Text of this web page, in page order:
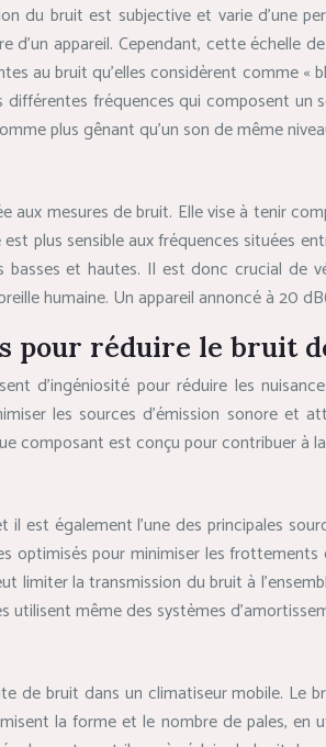
du bruit est subjective et varie d’une
d’un appareil. Cependant, cette échelle
au bruit qu’elles considèrent comme
différentes fréquences qui composent
plus gênant qu’un son de même
mesures de bruit. Elle vise à tenir
plus sensible aux fréquences situées
et hautes. Il est donc crucial de
humaine. Un appareil annoncé à 20
pour réduire le bruit
d’ingéniosité pour réduire les
les sources d’émission sonore et
composant est conçu pour contribuer à
est également l’une des principales
optimisés pour minimiser les
limiter la transmission du bruit à
utilisent même des systèmes
de bruit dans un climatiseur mobile. Le
la forme et le nombre de pales,